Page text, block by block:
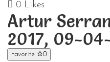
0 Likes
Artur
2017, 09-
Favorite 0